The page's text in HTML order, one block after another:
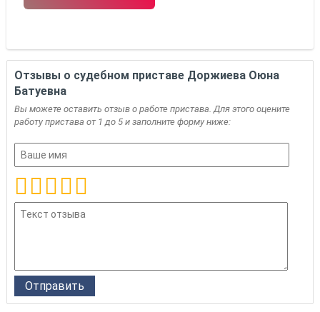
Отзывы о судебном приставе Доржиева Оюна
Батуевна
Вы можете оставить отзыв о работе пристава. Для этого оцените
работу пристава от 1 до 5 и заполните форму ниже: